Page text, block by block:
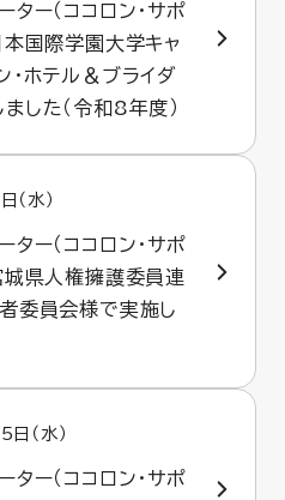
ター（ココロン・サポ
本国際学園大学キャ
・ホテル＆ブライダ
した（令和8年度）
水）
ター（ココロン・サポ
城県人権擁護委員連
委員会様で実施し
（水）
ター（ココロン・サポ